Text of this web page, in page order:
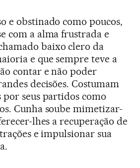
e obstinado como poucos,
com a alma frustrada e
baixo clero da
e que sempre teve a
contar e não poder
decisões. Costumam
por seus partidos como
Cunha soube mimetizar-
lhes a recuperação de
e impulsionar sua